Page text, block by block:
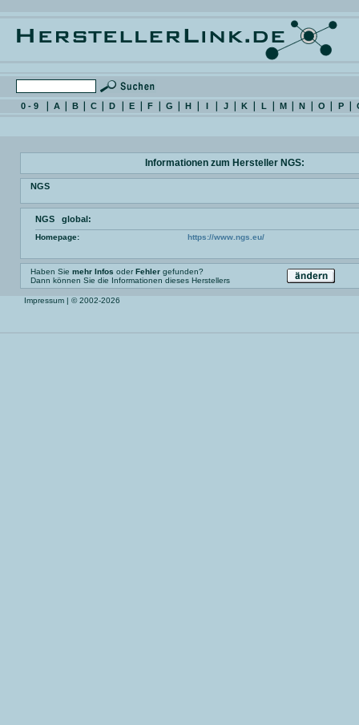
0 - 9 A B C D E F G H I J K L M N O P
Informationen zum Hersteller NGS:
NGS
NGS global:
Homepage: https://www.ngs.eu/
Haben Sie mehr Infos oderFehler gefunden?
Dann können Sie die Informationen dieses Herstellers
Impressum | © 2002-2026